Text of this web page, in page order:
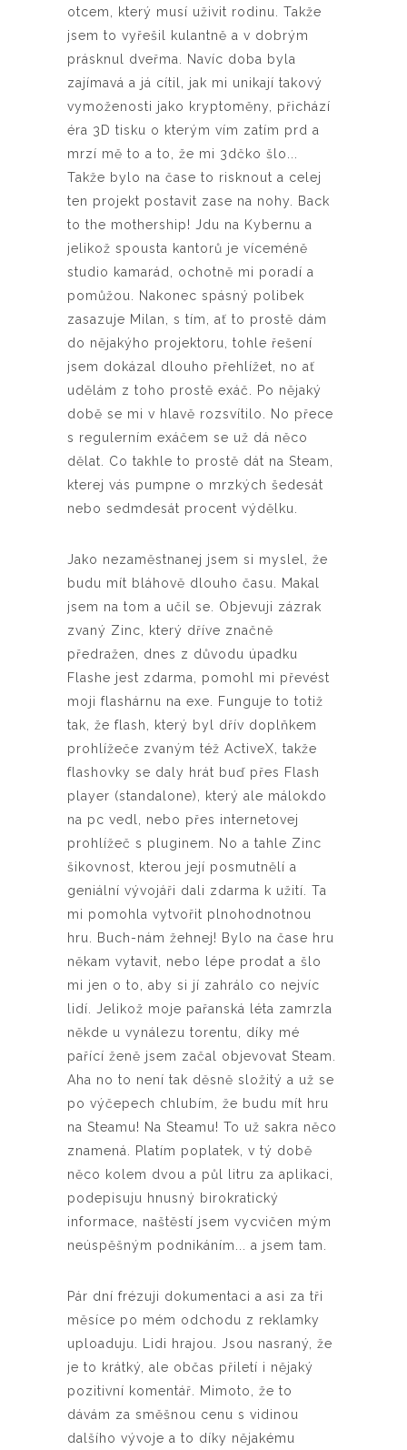
otcem, který musí uživit rodinu. Takže
jsem to vyřešil kulantně a v dobrým
prásknul dveřma. Navíc doba byla
zajímavá a já cítil, jak mi unikají takový
vymoženosti jako kryptoměny, přichází
éra 3D tisku o kterým vím zatím prd a
mrzí mě to a to, že mi 3dčko šlo...
Takže bylo na čase to risknout a celej
ten projekt postavit zase na nohy. Back
to the mothership! Jdu na Kybernu a
jelikož spousta kantorů je víceméně
studio kamarád, ochotně mi poradí a
pomůžou. Nakonec spásný polibek
zasazuje Milan, s tím, ať to prostě dám
do nějakýho projektoru, tohle řešení
jsem dokázal dlouho přehlížet, no ať
udělám z toho prostě exáč. Po nějaký
době se mi v hlavě rozsvítilo. No přece
s regulerním exáčem se už dá něco
dělat. Co takhle to prostě dát na Steam,
kterej vás pumpne o mrzkých šedesát
nebo sedmdesát procent výdělku.
Jako nezaměstnanej jsem si myslel, že
budu mít bláhově dlouho času. Makal
jsem na tom a učil se. Objevuji zázrak
zvaný Zinc, který dříve značně
předražen, dnes z důvodu úpadku
Flashe jest zdarma, pomohl mi převést
moji flashárnu na exe. Funguje to totiž
tak, že flash, který byl dřív doplňkem
prohlížeče zvaným též ActiveX, takže
flashovky se daly hrát buď přes Flash
player (standalone), který ale málokdo
na pc vedl, nebo přes internetovej
prohlížeč s pluginem. No a tahle Zinc
šikovnost, kterou její posmutnělí a
geniální vývojáři dali zdarma k užití. Ta
mi pomohla vytvořit plnohodnotnou
hru. Buch-nám žehnej! Bylo na čase hru
někam vytavit, nebo lépe prodat a šlo
mi jen o to, aby si jí zahrálo co nejvíc
lidí. Jelikož moje pařanská léta zamrzla
někde u vynálezu torentu, díky mé
pařící ženě jsem začal objevovat Steam.
Aha no to není tak děsně složitý a už se
po výčepech chlubím, že budu mít hru
na Steamu! Na Steamu! To už sakra něco
znamená. Platím poplatek, v tý době
něco kolem dvou a půl litru za aplikaci,
podepisuju hnusný birokratický
informace, naštěstí jsem vycvičen mým
neúspěšným podnikáním... a jsem tam.
Pár dní frézuji dokumentaci a asi za tři
měsíce po mém odchodu z reklamky
uploaduju. Lidi hrajou. Jsou nasraný, že
je to krátký, ale občas přiletí i nějaký
pozitivní komentář. Mimoto, že to
dávám za směšnou cenu s vidinou
dalšího vývoje a to díky nějakému